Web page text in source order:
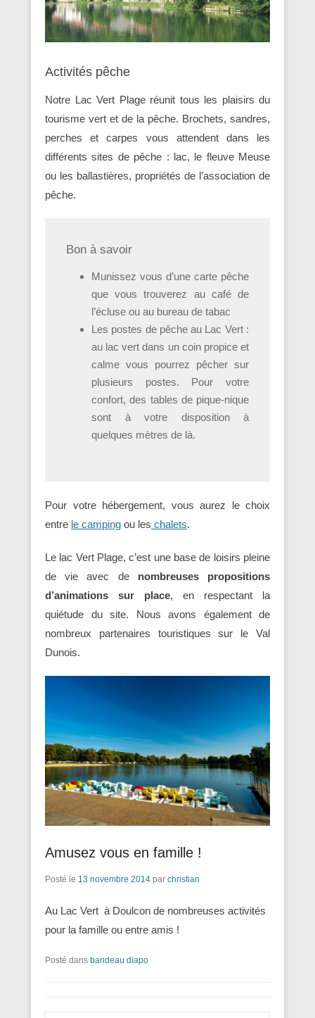
Activités pêche
Notre Lac Vert Plage réunit tous les plaisirs du
tourisme vert et de la pêche. Brochets, sandres,
perches et carpes vous attendent dans les
différents sites de pêche : lac, le fleuve Meuse
ou les ballastières, propriétés de l’association de
pêche.
Bon à savoir
Munissez vous d’une carte pêche
que vous trouverez au café de
l’écluse ou au bureau de tabac
Les postes de pêche au Lac Vert :
au lac vert dans un coin propice et
calme vous pourrez pêcher sur
plusieurs postes. Pour votre
confort, des tables de pique-nique
sont à votre disposition à
quelques mètres de là.
Pour votre hébergement, vous aurez le choix
entre le camping ou les chalets.
Le lac Vert Plage, c’est une base de loisirs pleine
de vie avec de nombreuses propositions
d’animations sur place, en respectant la
quiétude du site. Nous avons également de
nombreux partenaires touristiques sur le Val
Dunois.
Amusez vous en famille !
Posté le 13 novembre 2014 par christian
Au Lac Vert à Doulcon de nombreuses activités
pour la famille ou entre amis !
Posté dans bandeau diapo